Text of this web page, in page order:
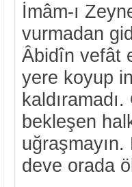
İmâm-ı
vurmadan
Âbidîn vefât
yere koyup
bekleşen
deve orada